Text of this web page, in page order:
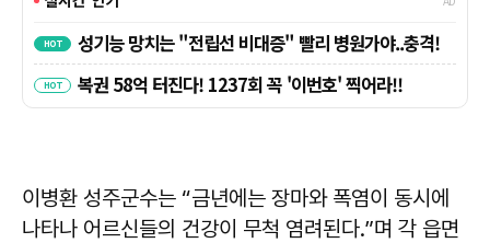
이병환 성주군수는 “금년에는 장마와 폭염이 동시에
나타나 어르신들의 건강이 무척 염려된다.”며 각 읍면